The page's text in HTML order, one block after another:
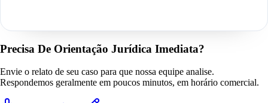
Precisa De Orientação Jurídica Imediata?
Envie o relato de seu caso para que nossa equipe analise.
Respondemos geralmente em poucos minutos, em horário comercial.